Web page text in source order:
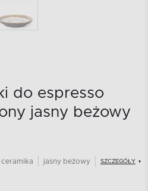
do espresso
jasny beżowy
ceramika jasny beżowy SZCZEGÓŁY